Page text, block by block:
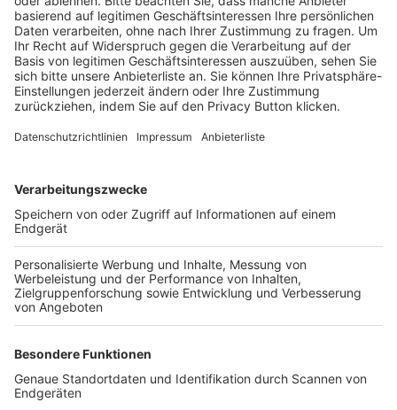
BFV-Geschäftsstellen
Trainerbörse
Login SpielPlus
FOLGE DEM BFV
TOP-VEREINE
TOP-PARTNER